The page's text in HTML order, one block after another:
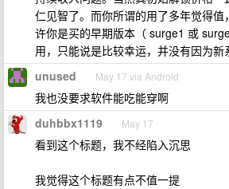
仁见智了。而你所谓的用了多年觉得
许你是买的早期版本（ surge1 或
用，只能说是比较幸运，并没有因为
unused May 17 via Android
我也没要求软件能吃能穿啊
duhbbx1119 May 17
看到这个标题，我不经陷入沉思
我觉得这个标题有点不值一提